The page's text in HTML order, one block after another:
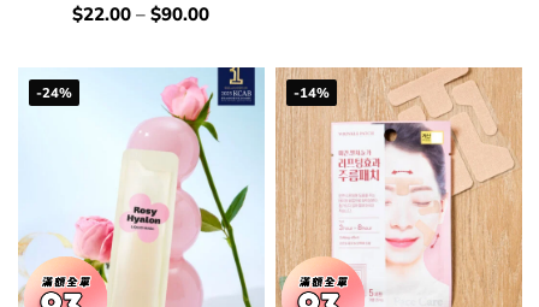
價
錢：
$22.00 – $90.00
-24% -14%